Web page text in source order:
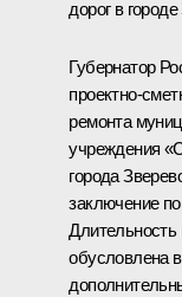
дорог в
Губернатор
проектно-
ремонта
учреждения
города
заключение
Длительность
обусловлена